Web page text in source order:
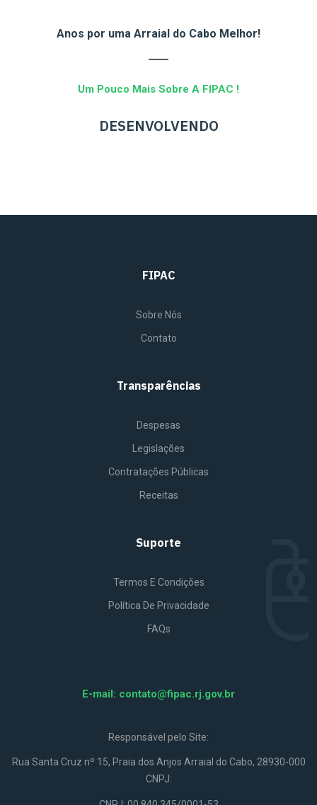
Anos por uma Arraial do Cabo Melhor!
Um Pouco Mais Sobre A FIPAC !
DESENVOLVENDO
FIPAC
Sobre Nós
Contato
Transparências
Despesas
Legislações
Contratações Públicas
Receitas
Suporte
Termos E Condições
Política De Privacidade
FAQs
E-mail: contato@fipac.rj.gov.br
Responsável pelo Site:
Rua Santa Cruz nº 15, Praia dos Anjos Arraial do Cabo, 28930-000
CNPJ: